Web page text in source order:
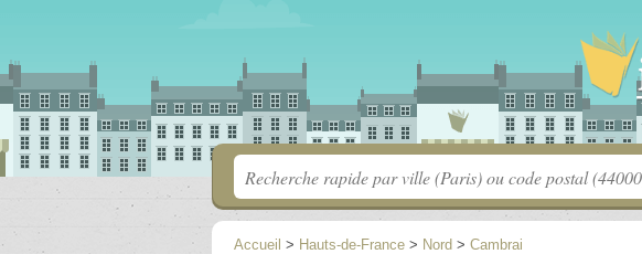
Accueil > Hauts-de-France > Nord > Cambrai